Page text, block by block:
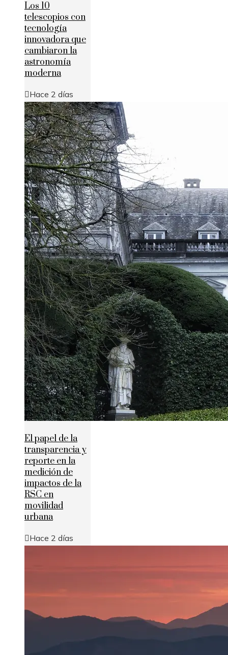
Los 10
telescopios con
tecnología
innovadora que
cambiaron la
astronomía
moderna
Hace 2 días
El papel de la
transparencia y
reporte en la
medición de
impactos de la
RSC en
movilidad
urbana
Hace 2 días